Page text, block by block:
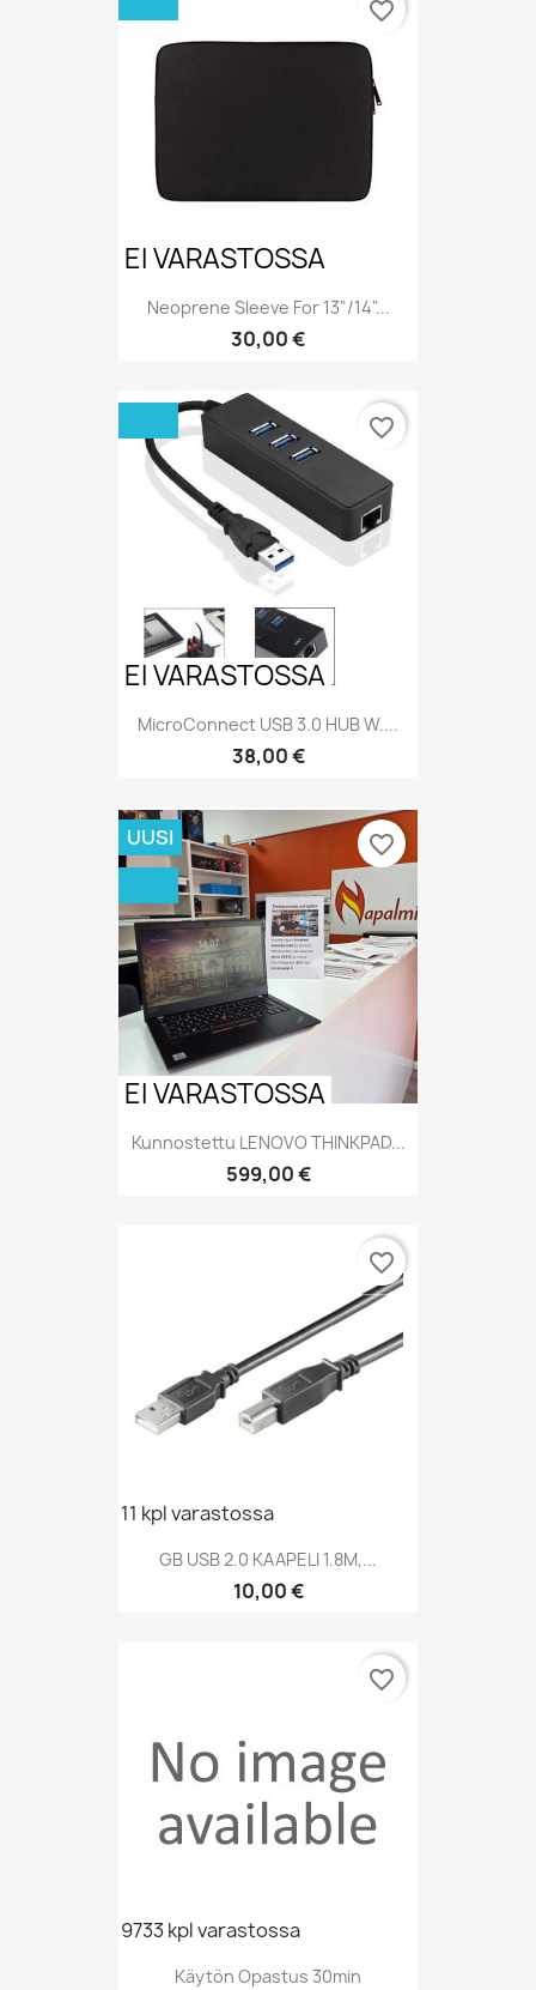
EI VARASTOSSA
Neoprene Sleeve For 13"/14"...
Hinta
30,00 €
favorite_border
EI VARASTOSSA
MicroConnect USB 3.0 HUB W....
Hinta
38,00 €
favorite_border
EI VARASTOSSA
Kunnostettu LENOVO THINKPAD...
Hinta
599,00 €
UUSI favorite_border
11 kpl varastossa
GB USB 2.0 KAAPELI 1.8M,...
Hinta
10,00 €
favorite_border
9733 kpl varastossa
Käytön Opastus 30min
favorite_border